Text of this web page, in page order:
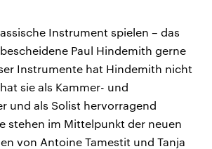
Instrument spielen – das
Paul Hindemith gerne
Instrumente hat Hindemith nicht
sie als Kammer- und
und als Solist hervorragend
stehen im Mittelpunkt der neuen
von Antoine Tamestit und Tanja